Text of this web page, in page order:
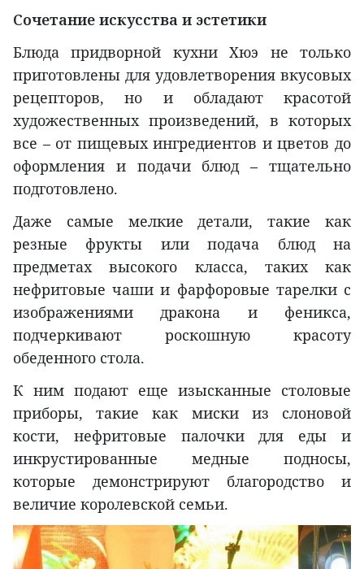
Сочетание искусства и эстетики
Блюда придворной кухни Хюэ не только
приготовлены для удовлетворения вкусовых
рецепторов, но и обладают красотой
художественных произведений, в которых
все – от пищевых ингредиентов и цветов до
оформления и подачи блюд – тщательно
подготовлено.
Даже самые мелкие детали, такие как
резные фрукты или подача блюд на
предметах высокого класса, таких как
нефритовые чаши и фарфоровые тарелки с
изображениями дракона и феникса,
подчеркивают роскошную красоту
обеденного стола.
К ним подают еще изысканные столовые
приборы, такие как миски из слоновой
кости, нефритовые палочки для еды и
инкрустированные медные подносы,
которые демонстрируют благородство и
величие королевской семьи.